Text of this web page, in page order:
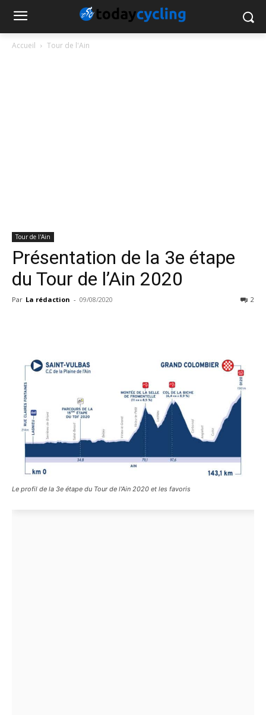
Accueil Tour de l'Ain
Tour de l'Ain
Présentation de la 3e étape
du Tour de l’Ain 2020
Par La rédaction - 09/08/2020 2
Le profil de la 3e étape du Tour de l'Ain 2020 et les favoris